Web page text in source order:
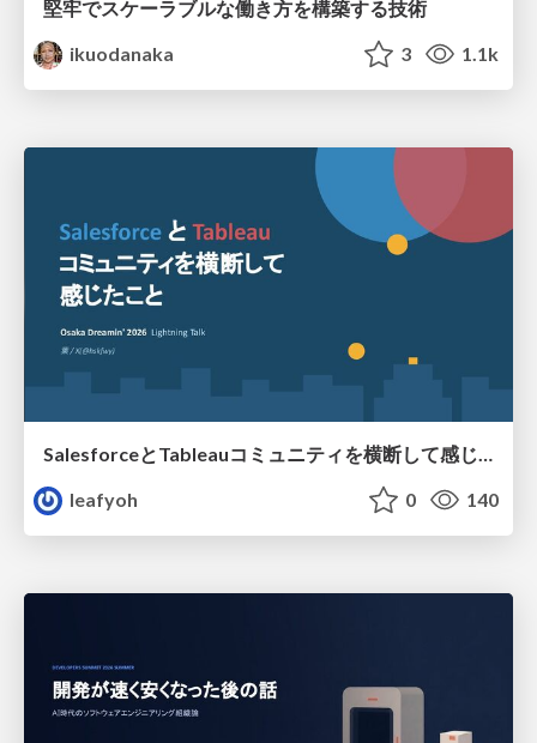
堅牢でスケーラブルな働き方を構築する技術
ikuodanaka
3 1.1k
SalesforceとTableauコミュニティを横断して感じたこと（Osaka Dreamin）
leafyoh
0 140